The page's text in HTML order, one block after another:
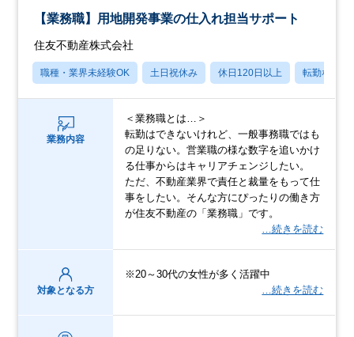
【業務職】用地開発事業の仕入れ担当サポート
住友不動産株式会社
職種・業界未経験OK 土日祝休み 休日120日以上 転勤なし
業務内容
＜業務職とは…＞
転勤はできないけれど、一般事務職ではも
の足りない。営業職の様な数字を追いかけ
る仕事からはキャリアチェンジしたい。
ただ、不動産業界で責任と裁量をもって仕
事をしたい。そんな方にぴったりの働き方
が住友不動産の「業務職」です。
…続きを読む
対象となる方
※20～30代の女性が多く活躍中
…続きを読む